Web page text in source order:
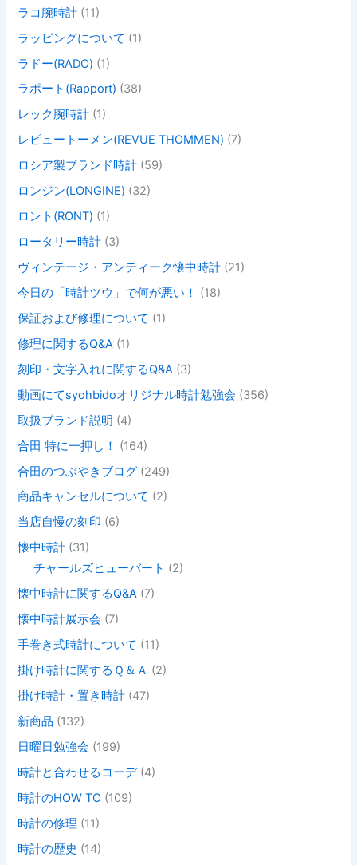
ラコ腕時計 (11)
ラッピングについて (1)
ラドー(RADO) (1)
ラポート(Rapport) (38)
レック腕時計 (1)
レビュートーメン(REVUE THOMMEN) (7)
ロシア製ブランド時計 (59)
ロンジン(LONGINE) (32)
ロント(RONT) (1)
ロータリー時計 (3)
ヴィンテージ・アンティーク懐中時計 (21)
今日の「時計ツウ」で何が悪い！
(18)
保証および修理について (1)
修理に関するQ&A (1)
刻印・文字入れに関するQ&A (3)
動画にてsyohbidoオリジナル時計勉強会 (356)
取扱ブランド説明 (4)
合田 特に一押し！
(164)
合田のつぶやきブログ (249)
商品キャンセルについて (2)
当店自慢の刻印 (6)
懐中時計 (31)
チャールズヒューバート (2)
懐中時計に関するQ&A (7)
懐中時計展示会 (7)
手巻き式時計について (11)
掛け時計に関するＱ＆Ａ (2)
掛け時計・置き時計 (47)
新商品 (132)
日曜日勉強会 (199)
時計と合わせるコーデ(4)
時計のHOW TO (109)
時計の修理 (11)
時計の歴史 (14)